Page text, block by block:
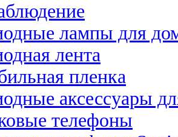
лампы для
лента
пленка
аксессуары
телефоны